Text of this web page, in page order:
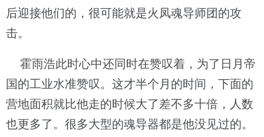
后迎接他们的，很可能就是火凤魂导师团的攻
击。
霍雨浩此时心中还同时在赞叹着，为了日月帝
国的工业水准赞叹。这才半个月的时间，下面的
营地面积就比他走的时候大了差不多十倍，人数
也更多了。很多大型的魂导器都是他没见过的。